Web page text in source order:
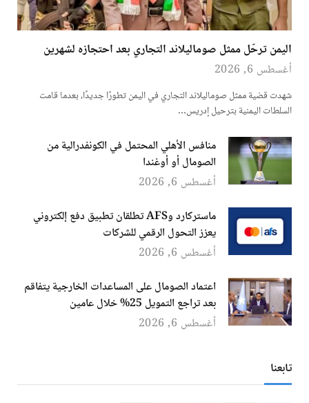
اليمن ترحّل ممثل صوماليلاند التجاري بعد احتجازه لشهرين
أغسطس 6, 2026
شهدت قضية ممثل صوماليلاند التجاري في اليمن تطورًا جديدًا، بعدما قامت
السلطات اليمنية بترحيل إدريس…
منافس الأهلي المحتمل في الكونفدرالية من
الصومال أو أوغندا
أغسطس 6, 2026
ماستركارد وAFS تطلقان تطبيق دفع إلكتروني
يعزز التحول الرقمي للشركات
أغسطس 6, 2026
اعتماد الصومال على المساعدات الخارجية يتفاقم
بعد تراجع التمويل 25% خلال عامين
أغسطس 6, 2026
تابعنا